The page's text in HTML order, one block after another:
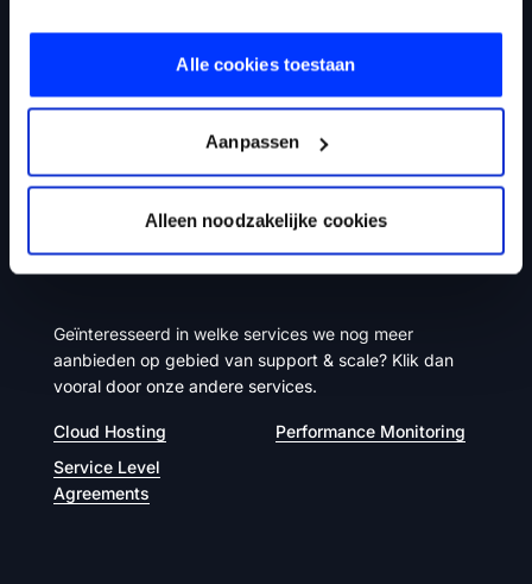
Alle cookies toestaan
Aanpassen
Alleen noodzakelijke cookies
afbeeldingen. Dit kan je zichtbaarheid in de
zoekresultaten enorm verbeteren en het aantal klikken
data zo in dat je deze gemakkelijk zelf kunt beheren
en updaten voor optimale zoekmachine-optimalisatie.
Support & Scale
Geïnteresseerd in welke services we nog meer
aanbieden op gebied van support & scale? Klik dan
vooral door onze andere services.
Cloud Hosting
Service Level
Agreements
Performance Monitoring